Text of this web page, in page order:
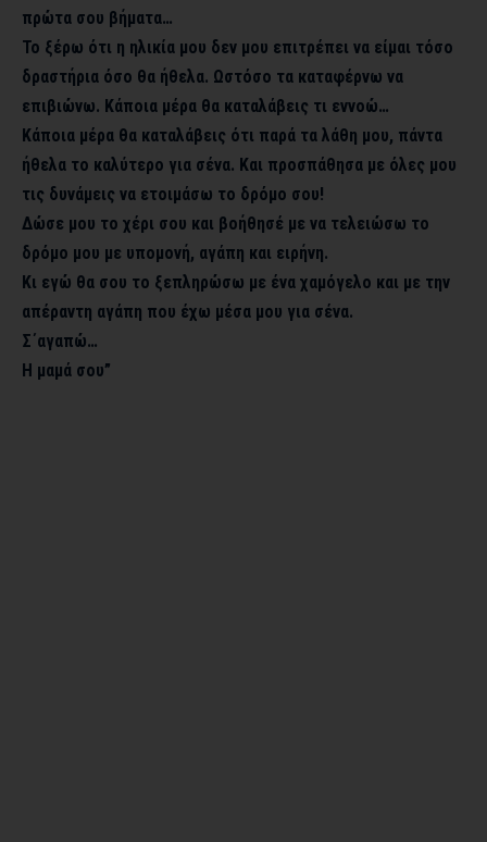
πρώτα σου βήματα…
Το ξέρω ότι η ηλικία μου δεν μου επιτρέπει να είμαι τόσο
δραστήρια όσο θα ήθελα. Ωστόσο τα καταφέρνω να
επιβιώνω. Κάποια μέρα θα καταλάβεις τι εννοώ…
Κάποια μέρα θα καταλάβεις ότι παρά τα λάθη μου, πάντα
ήθελα το καλύτερο για σένα. Και προσπάθησα με όλες μου
τις δυνάμεις να ετοιμάσω το δρόμο σου!
Δώσε μου το χέρι σου και βοήθησέ με να τελειώσω το
δρόμο μου με υπομονή, αγάπη και ειρήνη.
Κι εγώ θα σου το ξεπληρώσω με ένα χαμόγελο και με την
απέραντη αγάπη που έχω μέσα μου για σένα.
Σ΄αγαπώ…
Η μαμά σου”